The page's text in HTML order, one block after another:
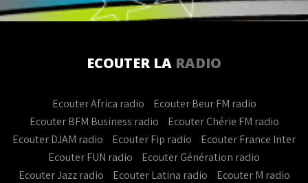
ECOUTER LA RADIO
Ecouter Africa radio
Ecouter Beur FM radio
Ecouter BFM Business radio
Ecouter Chérie FM radio
Ecouter DJAM radio
Ecouter Fip radio
Ecouter France Inter
Ecouter FUN radio
Ecouter Génération radio
Ecouter Jazz radio
Ecouter Latina radio
Ecouter M radio